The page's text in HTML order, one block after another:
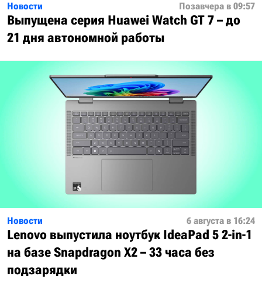
Новости Позавчера в 09:57
Выпущена серия Huawei Watch GT 7 – до
21 дня автономной работы
Новости 6 августа в 16:24
Lenovo выпустила ноутбук IdeaPad 5 2-in-1
на базе Snapdragon X2 – 33 часа без
подзарядки